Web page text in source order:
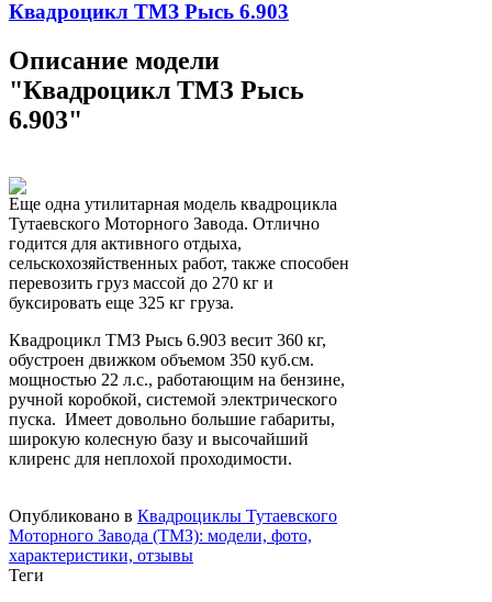
Квадроцикл ТМЗ Рысь 6.903
Описание модели
"Квадроцикл ТМЗ Рысь
6.903"
Еще одна утилитарная модель квадроцикла
Тутаевского Моторного Завода. Отлично
годится для активного отдыха,
сельскохозяйственных работ, также способен
перевозить груз массой до 270 кг и
буксировать еще 325 кг груза.
Квадроцикл ТМЗ Рысь 6.903 весит 360 кг,
обустроен движком объемом 350 куб.см.
мощностью 22 л.с., работающим на бензине,
ручной коробкой, системой электрического
пуска. Имеет довольно большие габариты,
широкую колесную базу и высочайший
клиренс для неплохой проходимости.
Опубликовано в Квадроциклы Тутаевского
Моторного Завода (ТМЗ): модели, фото,
характеристики, отзывы
Теги